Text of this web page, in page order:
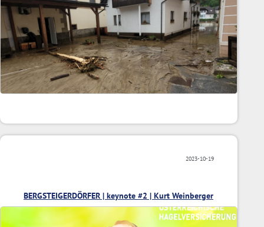
2023-10-19
BERGSTEIGERDÖRFER | keynote #2 | Kurt Weinberger